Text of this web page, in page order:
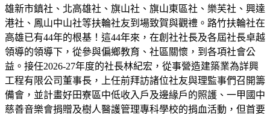
雄新市鎮社、北高雄社、旗山社、旗山東區社、樂芙社、興達
港社、鳳山中山社等扶輪社友到場致賀與觀禮。路竹扶輪社在
高雄已有44年的根基！這44年來，在創社社長及各屆社長卓越
領導的領導下，從參與偏鄉教育、社區關懷，到各項社會公
益。接任2026-27年度的社長林紀宏，從事營造建築業為詳興
工程有限公司董事長，上任前拜訪諸位社友與理監事們召開籌
備會，並計畫好田寮區中低收入戶及邊緣戶的照護、一甲國中
慈善音樂會捐贈及樹人醫護管理專科學校的捐血活動，但首要